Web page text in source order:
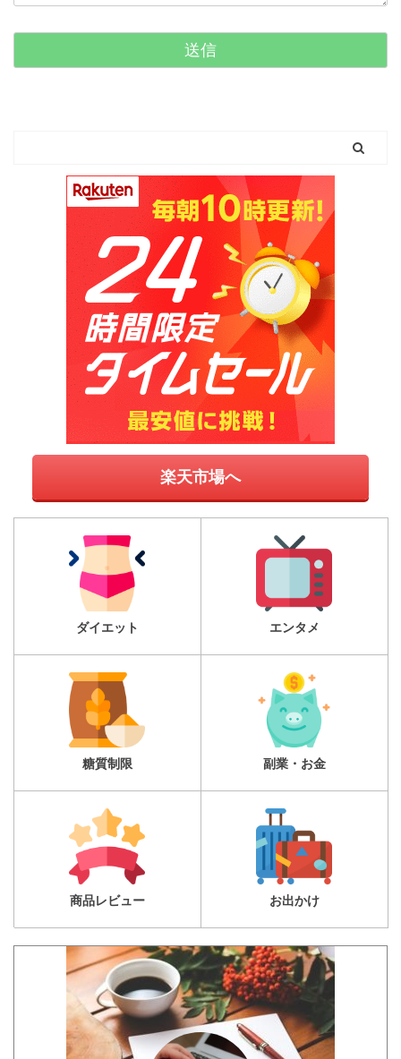
楽天市場へ
ダイエット エンタメ
糖質制限 副業・お金
商品レビュー お出かけ